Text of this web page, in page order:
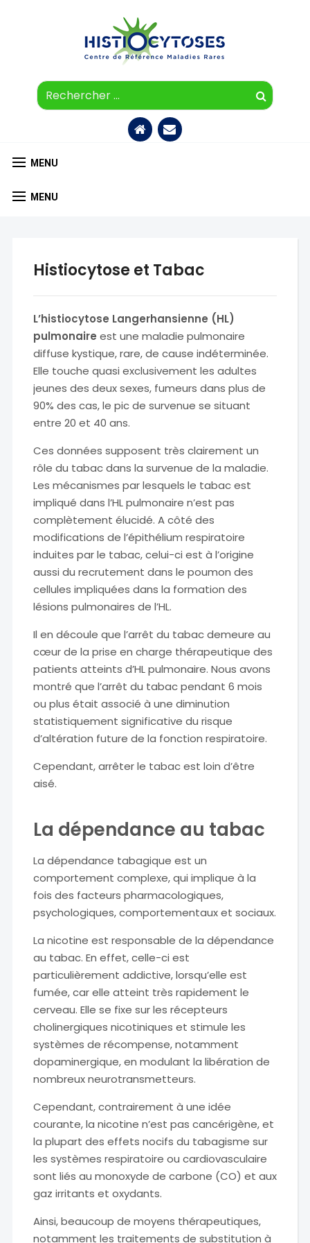
Histiocytoses
Maladie
Accueil
Nous
contacter
MENU
MENU
Histiocytose et Tabac
L’histiocytose Langerhansienne (HL)
pulmonaire est une maladie pulmonaire
diffuse kystique, rare, de cause indéterminée.
Elle touche quasi exclusivement les adultes
jeunes des deux sexes, fumeurs dans plus de
90% des cas, le pic de survenue se situant
entre 20 et 40 ans.
Ces données supposent très clairement un
rôle du tabac dans la survenue de la maladie.
Les mécanismes par lesquels le tabac est
impliqué dans l’HL pulmonaire n’est pas
complètement élucidé. A côté des
modifications de l’épithélium respiratoire
induites par le tabac, celui-ci est à l’origine
aussi du recrutement dans le poumon des
cellules impliquées dans la formation des
lésions pulmonaires de l’HL.
Il en découle que l’arrêt du tabac demeure au
cœur de la prise en charge thérapeutique des
patients atteints d’HL pulmonaire. Nous avons
montré que l’arrêt du tabac pendant 6 mois
ou plus était associé à une diminution
statistiquement significative du risque
d’altération future de la fonction respiratoire.
Cependant, arrêter le tabac est loin d’être
aisé.
La dépendance au tabac
La dépendance tabagique est un
comportement complexe, qui implique à la
fois des facteurs pharmacologiques,
psychologiques, comportementaux et sociaux.
La nicotine est responsable de la dépendance
au tabac. En effet, celle-ci est
particulièrement addictive, lorsqu’elle est
fumée, car elle atteint très rapidement le
cerveau. Elle se fixe sur les récepteurs
cholinergiques nicotiniques et stimule les
systèmes de récompense, notamment
dopaminergique, en modulant la libération de
nombreux neurotransmetteurs.
Cependant, contrairement à une idée
courante, la nicotine n’est pas cancérigène, et
la plupart des effets nocifs du tabagisme sur
les systèmes respiratoire ou cardiovasculaire
sont liés au monoxyde de carbone (CO) et aux
gaz irritants et oxydants.
Ainsi, beaucoup de moyens thérapeutiques,
notamment les traitements de substitution à